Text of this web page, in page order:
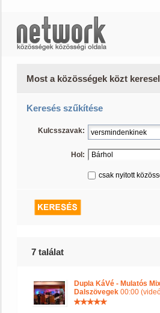
Most a közösségek közt
Keresés szűkítése
Kulcsszavak:
Hol:
csak nyitott
7 találat
Dupla KáVé - Mulatós
Dalszövegek 00:00